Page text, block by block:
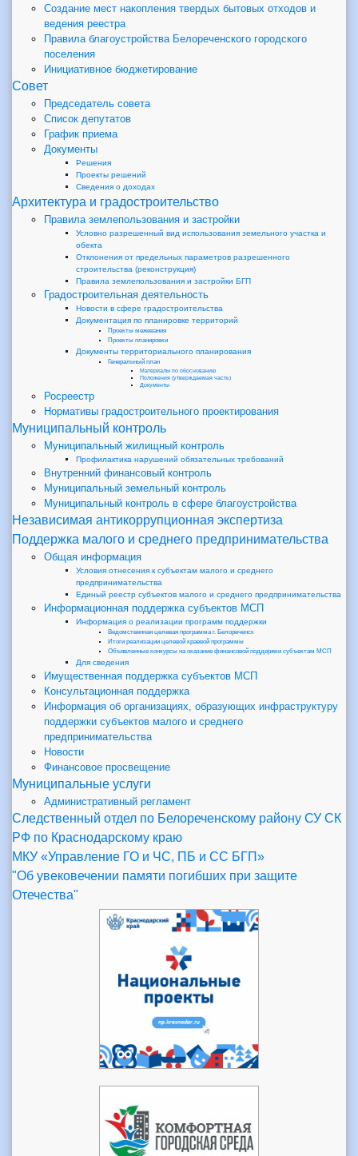
Создание мест накопления твердых бытовых отходов и
ведения реестра
Правила благоустройства Белореченского городского
поселения
Инициативное бюджетирование
Совет
Председатель совета
Список депутатов
График приема
Документы
Решения
Проекты решений
Сведения о доходах
Архитектура и градостроительство
Правила землепользования и застройки
Условно разрешенный вид использования земельного участка и
обекта
Отклонения от предельных параметров разрешенного
строительства (реконструкция)
Правила землепользования и застройки БГП
Градостроительная деятельность
Новости в сфере градостроительства
Документация по планировке территорий
Проекты межевания
Проекты планировки
Документы территориального планирования
Генеральный план
Материалы по обоснованию
Положения (утверждаемая часть)
Документы
Росреестр
Нормативы градостроительного проектирования
Муниципальный контроль
Муниципальный жилищный контроль
Профилактика нарушений обязательных требований
Внутренний финансовый контроль
Муниципальный земельный контроль
Муниципальный контроль в сфере благоустройства
Независимая антикоррупционная экспертиза
Поддержка малого и среднего предпринимательства
Общая информация
Условия отнесения к субъектам малого и среднего
предпринимательства
Единый реестр субъектов малого и среднего предпринимательства
Информационная поддержка субъектов МСП
Информация о реализации программ поддержки
Ведомственная целевая программа г. Белореченск
Итоги реализации целевой краевой программы
Объявленные конкурсы на оказание финансовой поддержки субъектам МСП
Для сведения
Имущественная поддержка субъектов МСП
Консультационная поддержка
Информация об организациях, образующих инфраструктуру
поддержки субъектов малого и среднего
предпринимательства
Новости
Финансовое просвещение
Муниципальные услуги
Административный регламент
Следственный отдел по Белореченскому району СУ СК
РФ по Краснодарскому краю
МКУ «Управление ГО и ЧС, ПБ и СС БГП»
"Об увековечении памяти погибших при защите
Отечества"